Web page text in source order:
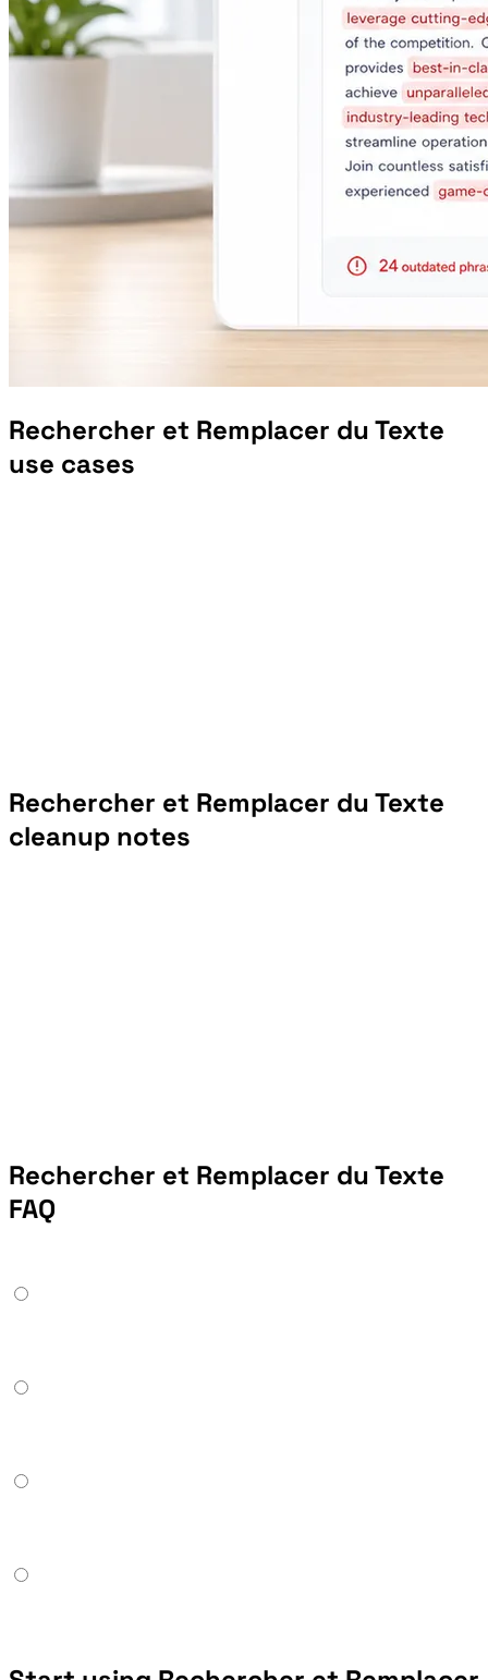
Rechercher et Remplacer du Texte
use cases
Rechercher et Remplacer du Texte
cleanup notes
Rechercher et Remplacer du Texte
FAQ